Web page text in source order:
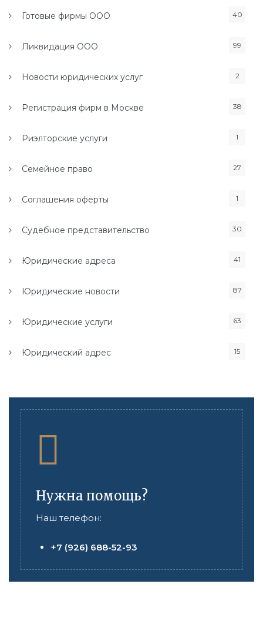
Готовые фирмы ООО 40
Ликвидация ООО 99
Новости юридических услуг 2
Регистрация фирм в Москве 38
Риэлторские услуги 1
Семейное право 27
Соглашения оферты 1
Судебное представительство 30
Юридические адреса 41
Юридические новости 87
Юридические услуги 63
Юридический адрес 15
Нужна помощь?
Наш телефон:
+7 (926) 688-52-93